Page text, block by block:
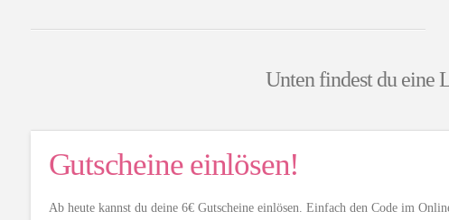
Unten findest du eine
Gutscheine einlösen!
Ab heute kannst du deine 6€ Gutscheine einlösen. Einfach den Code im